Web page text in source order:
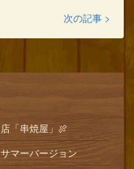
次の記事 >
「串焼屋」🍖
マーバージョン